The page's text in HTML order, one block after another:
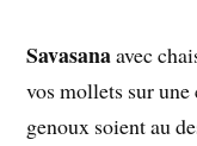
Savasanaavec
vos mollets sur une
genoux soient au